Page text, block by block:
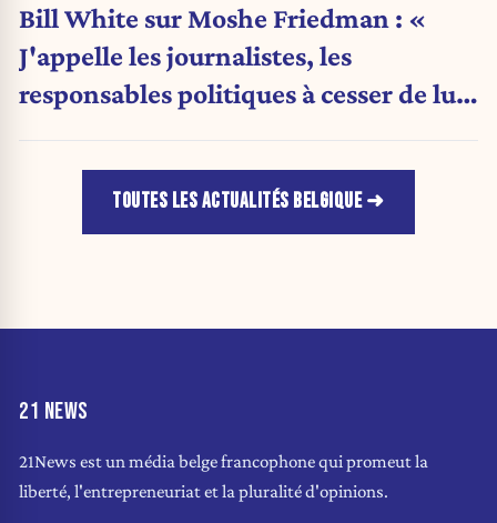
Bill White sur Moshe Friedman : «
J'appelle les journalistes, les
responsables politiques à cesser de lui
TOUTES LES ACTUALITÉS BELGIQUE
21 NEWS
21News est un média belge francophone qui promeut la
liberté, l'entrepreneuriat et la pluralité d'opinions.